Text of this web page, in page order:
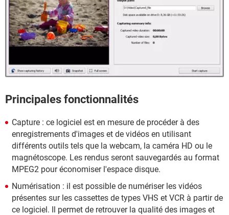
Principales fonctionnalités
Capture : ce logiciel est en mesure de procéder à des
enregistrements d'images et de vidéos en utilisant
différents outils tels que la webcam, la caméra HD ou le
magnétoscope. Les rendus seront sauvegardés au format
MPEG2 pour économiser l'espace disque.
Numérisation : il est possible de numériser les vidéos
présentes sur les cassettes de types VHS et VCR à partir de
ce logiciel. Il permet de retrouver la qualité des images et